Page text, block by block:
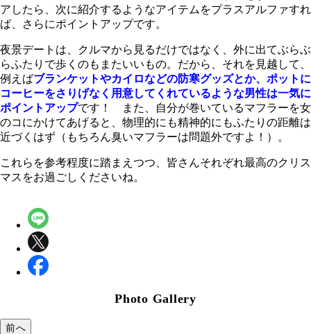
アしたら、次に紹介するようなアイテムをプラスアルファすれ
ば、さらにポイントアップです。
夜景デートは、クルマから見るだけではなく、外に出てぶらぶ
らふたりで歩くのもまたいいもの。だから、それを見越して、
例えばブランケットやカイロなどの防寒グッズとか、ポットに
コーヒーをさりげなく用意してくれているような男性は一気に
ポイントアップです！ また、自分が巻いているマフラーを女
のコにかけてあげると、物理的にも精神的にもふたりの距離は
近づくはず（もちろん臭いマフラーは問題外ですよ！）。
これらを参考程度に踏まえつつ、皆さんそれぞれ最高のクリス
マスをお過ごしくださいね。
Photo Gallery
前へ